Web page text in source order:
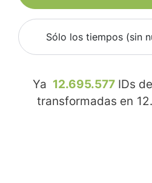
Sólo los tiempos (sin
Ya 12.695.577 IDs
transformadas en